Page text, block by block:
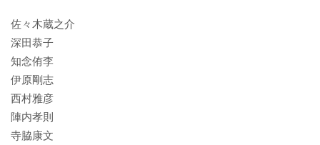
佐々木蔵之介
深田恭子
知念侑李
伊原剛志
西村雅彦
陣内孝則
寺脇康文